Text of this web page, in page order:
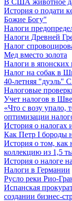
История о подати
Божие Богу"
Налоги
Налоги Древней
Налог
Мед вместо золота
Налоги в японских
Налог на собак в
40-летняя "дуэль"
Налоговые
Учет налогов в
«Что с возу упало,
оптимизации
История о налогах
Как Петр I бороды
История о том, как
коллекцию из 1,5
История о налоге
Налоги в Германии
Русло реки Рио-
Испанская
создании бизнес-